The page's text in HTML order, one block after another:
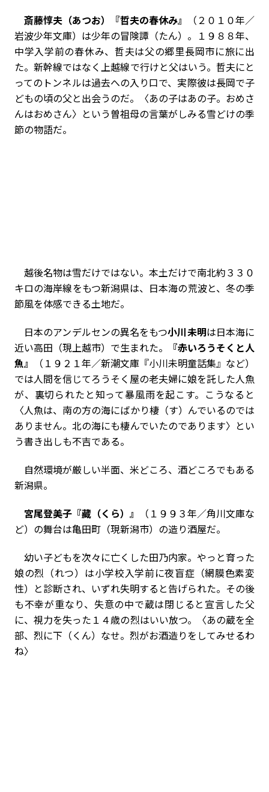
斎藤惇夫（あつお）『哲夫の春休み』
（２０１０年／
岩波少年文庫）は少年の冒険譚（たん）。１９８８年、
中学入学前の春休み、哲夫は父の郷里長岡市に旅に出
た。新幹線ではなく上越線で行けと父はいう。哲夫にと
ってのトンネルは過去への入り口で、実際彼は長岡で子
どもの頃の父と出会うのだ。〈あの子はあの子。おめさ
んはおめさん〉という曽祖母の言葉がしみる雪どけの季
節の物語だ。
越後名物は雪だけではない。本土だけで南北約３３０
キロの海岸線をもつ新潟県は、日本海の荒波と、冬の季
節風を体感できる土地だ。
日本のアンデルセンの異名をもつ小川未明は日本海に
近い高田（現上越市）で生まれた。
『赤いろうそくと人
魚』
（１９２１年／新潮文庫『小川未明童話集』など）
では人間を信じてろうそく屋の老夫婦に娘を託した人魚
が、裏切られたと知って暴風雨を起こす。こうなると
〈人魚は、南の方の海にばかり棲（す）んでいるのでは
ありません。北の海にも棲んでいたのであります〉とい
う書き出しも不吉である。
自然環境が厳しい半面、米どころ、酒どころでもある
新潟県。
宮尾登美子『藏（くら）』
（１９９３年／角川文庫な
ど）の舞台は亀田町（現新潟市）の造り酒屋だ。
幼い子どもを次々に亡くした田乃内家。やっと育った
娘の烈（れつ）は小学校入学前に夜盲症（網膜色素変
性）と診断され、いずれ失明すると告げられた。その後
も不幸が重なり、失意の中で蔵は閉じると宣言した父
に、視力を失った１４歳の烈はいい放つ。〈あの蔵を全
部、烈に下（くん）なせ。烈がお酒造りをしてみせるわ
ね〉